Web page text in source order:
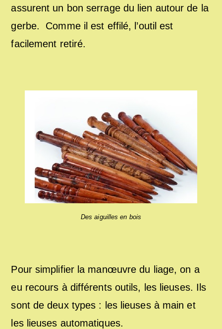
assurent un bon serrage du lien autour de la
gerbe. Comme il est effilé, l’outil est
facilement retiré.
Des aiguilles en bois
Pour simplifier la manœuvre du liage, on a
eu recours à différents outils, les lieuses. Ils
sont de deux types : les lieuses à main et
les lieuses automatiques.